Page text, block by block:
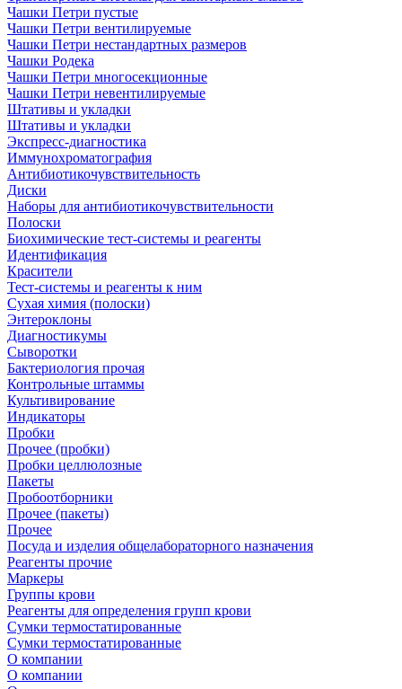
Чашки Петри пустые
Чашки Петри вентилируемые
Чашки Петри нестандартных размеров
Чашки Родека
Чашки Петри многосекционные
Чашки Петри невентилируемые
Штативы и укладки
Штативы и укладки
Экспресс-диагностика
Иммунохроматография
Антибиотикочувствительность
Диски
Наборы для антибиотикочувствительности
Полоски
Биохимические тест-системы и реагенты
Идентификация
Красители
Тест-системы и реагенты к ним
Сухая химия (полоски)
Энтероклоны
Диагностикумы
Сыворотки
Бактериология прочая
Контрольные штаммы
Культивирование
Индикаторы
Пробки
Прочее (пробки)
Пробки целлюлозные
Пакеты
Пробоотборники
Прочее (пакеты)
Прочее
Посуда и изделия общелабораторного назначения
Реагенты прочие
Маркеры
Группы крови
Реагенты для определения групп крови
Сумки термостатированные
Сумки термостатированные
О компании
О компании